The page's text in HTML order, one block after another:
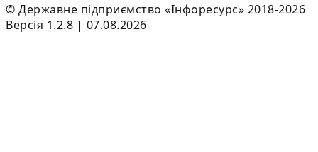
© Державне підприємство «Інфоресурс» 2018-2026
Версія 1.2.8 | 07.08.2026